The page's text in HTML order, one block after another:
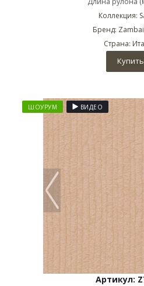
Коллекция:
Бренд:
Страна:
Купить
ШОУРУМ ВИДЕО
Артикул: